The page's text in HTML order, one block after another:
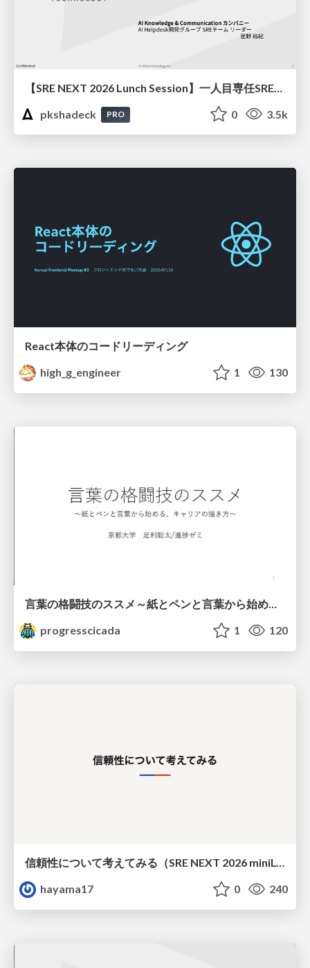
pkshadeck
PRO 0 3.5k
React本体のコードリーディング
high_g_engineer
1 130
言葉の格闘技のススメ～紙とペンと言葉から始める、キャリアの描き方～
progresscicada
1 120
hayama17
0 240